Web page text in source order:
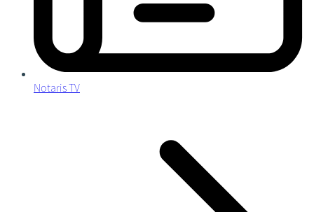
Notaris TV